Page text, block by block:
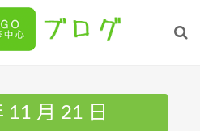
11 月 21 日